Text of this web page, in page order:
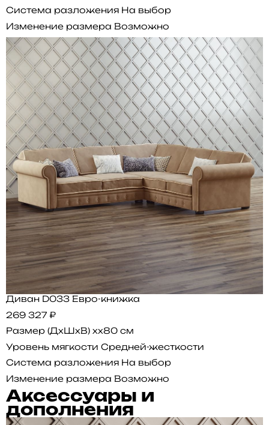
Система разложения На выбор
Изменение размера Возможно
Диван D033 Евро-книжка
269 327 ₽
Размер (ДхШхВ) xx80 см
Уровень мягкости Средней-жесткости
Система разложения На выбор
Изменение размера Возможно
Аксессуары и
дополнения